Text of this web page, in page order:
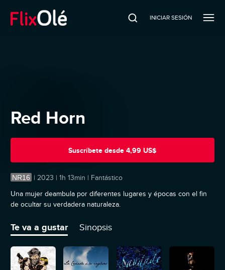
INICIAR SESIÓN
Red Horn
Suscríbete desde 4,99 US$
NR16 | 2023 | 1h 13min | Fantástico
Una mujer deambula por diferentes lugares y épocas con el fin
de ocultar su verdadera naturaleza.
Te va a gustar Sinopsis